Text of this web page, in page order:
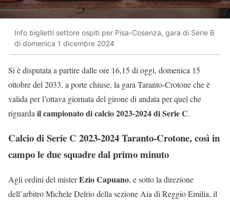
Info biglietti settore ospiti per Pisa-Cosenza, gara di Serie B
di domenica 1 dicembre 2024
Si è disputata a partire dalle ore 16,15 di oggi, domenica 15
ottobre del 2033, a porte chiuse, la gara Taranto-Crotone che è
valida per l’ottava giornata del girone di andata per quel che
riguarda il campionato di calcio 2023-2024 di Serie C.
Calcio di Serie C 2023-2024 Taranto-Crotone, così in
campo le due squadre dal primo minuto
Agli ordini del misterEzio Capuano, e sotto la direzione
dell’arbitro Michele Delrio della sezione Aia di Reggio Emilia, il